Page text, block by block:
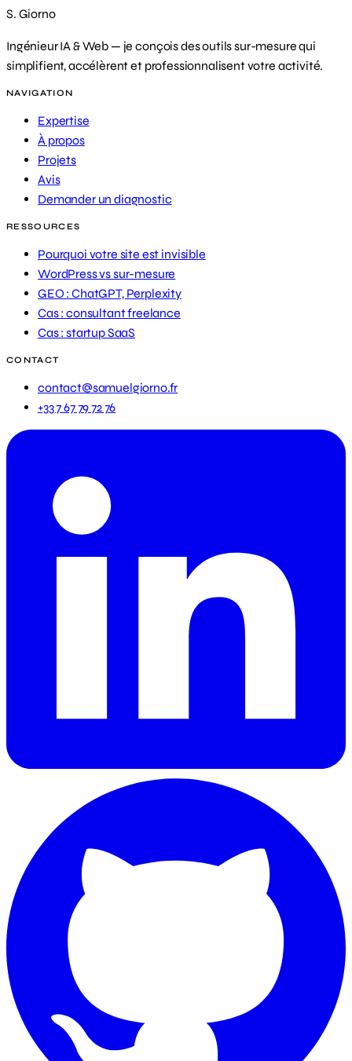
S. Giorno
Ingénieur IA & Web — je conçois des outils sur-mesure qui
simplifient, accélèrent et professionnalisent votre activité.
NAVIGATION
Expertise
À propos
Projets
Avis
Demander un diagnostic
RESSOURCES
Pourquoi votre site est invisible
WordPress vs sur-mesure
GEO : ChatGPT, Perplexity
Cas : consultant freelance
Cas : startup SaaS
CONTACT
contact@samuelgiorno.fr
+33 7 67 79 72 76